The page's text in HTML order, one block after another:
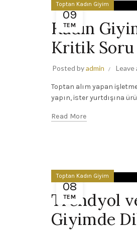
09
TEM
Toptan Kadın Giyim
Kadın
Kritik Soru
Posted byadmin Leave
Toptan alım yapan
yapın, ister yurtdışına
Read More
08
TEM
Toptan Kadın Giyim
Trendyol
Giyimde